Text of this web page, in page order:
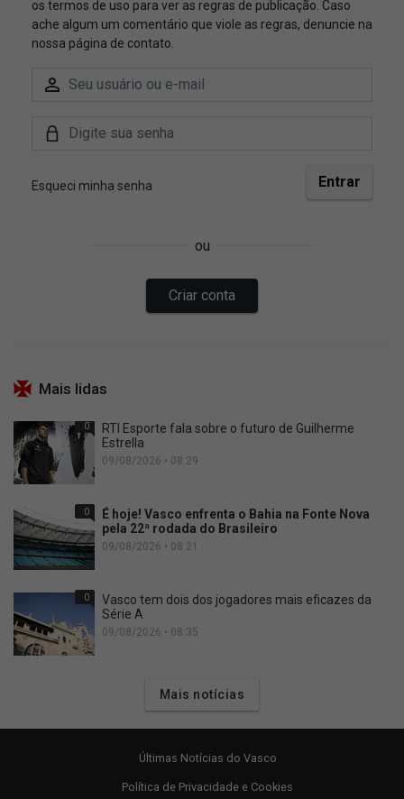
Mais lidas
0
RTI Esporte fala sobre o futuro de Guilherme
Estrella
09/08/2026 • 08:29
0
É hoje! Vasco enfrenta o Bahia na Fonte Nova
pela 22ª rodada do Brasileiro
09/08/2026 • 08:21
0
Vasco tem dois dos jogadores mais eficazes da
Série A
09/08/2026 • 08:35
Mais notícias
Últimas Notícias do Vasco
Política de Privacidade e Cookies